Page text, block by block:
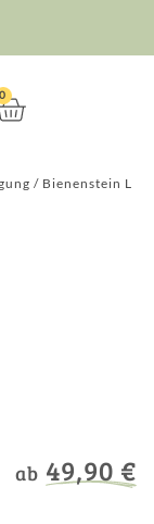
0
/ Bienenstein L
ab 49,90 €